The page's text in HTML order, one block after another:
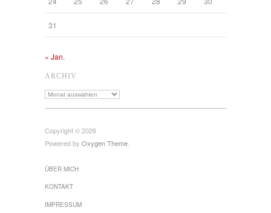
31
« Jan.
ARCHIV
Archiv
Copyright © 2026
Powered by Oxygen Theme
ÜBER MICH
KONTAKT
IMPRESSUM